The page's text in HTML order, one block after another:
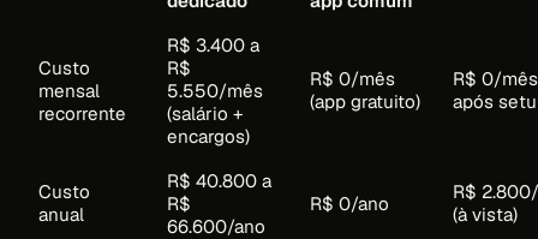
Custo
mensal
recorrente
R$ 3.400 a
R$
5.550/mês
(salário +
encargos)
R$ 0/mês
(app gratuito)
R$ 0/mês
após
Custo
anual
R$ 40.800 a
R$
66.600/ano
R$ 0/ano
R$
(à vista)